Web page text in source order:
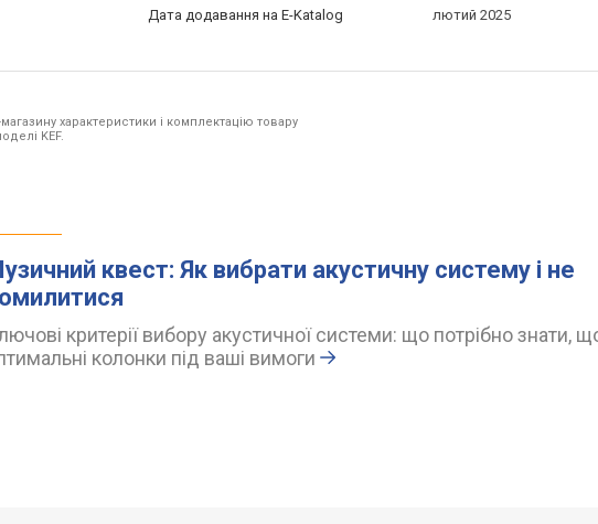
Дата додавання на E-Katalog
лютий 2025
характеристики і комплектацію товару
KEF.
квест: Як вибрати акустичну систему і не
критерії вибору акустичної системи: що потрібно знати,
колонки під ваші вимоги